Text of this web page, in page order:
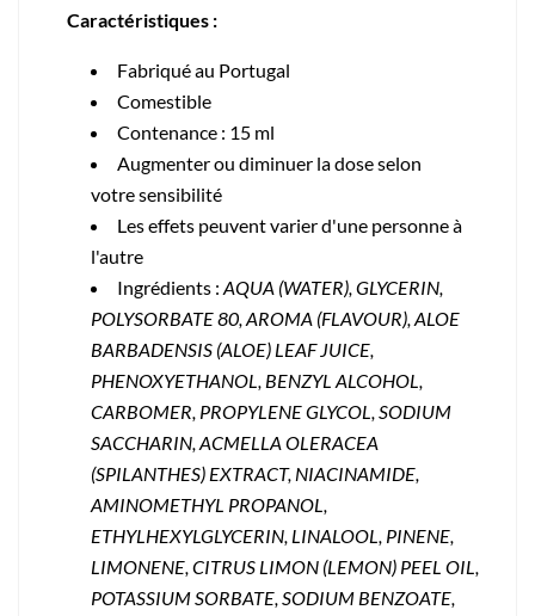
Caractéristiques :
Fabriqué au Portugal
Comestible
Contenance : 15 ml
Augmenter ou diminuer la doseselon
votresensibilité
Les effets peuvent varier d'une personne à
l'autre
Ingrédients : AQUA (WATER), GLYCERIN,
POLYSORBATE 80, AROMA (FLAVOUR), ALOE
BARBADENSIS (ALOE) LEAF JUICE,
PHENOXYETHANOL, BENZYL ALCOHOL,
CARBOMER, PROPYLENE GLYCOL, SODIUM
SACCHARIN, ACMELLA OLERACEA
(SPILANTHES) EXTRACT, NIACINAMIDE,
AMINOMETHYL PROPANOL,
ETHYLHEXYLGLYCERIN, LINALOOL, PINENE,
LIMONENE, CITRUS LIMON (LEMON) PEEL OIL,
POTASSIUM SORBATE, SODIUM BENZOATE,